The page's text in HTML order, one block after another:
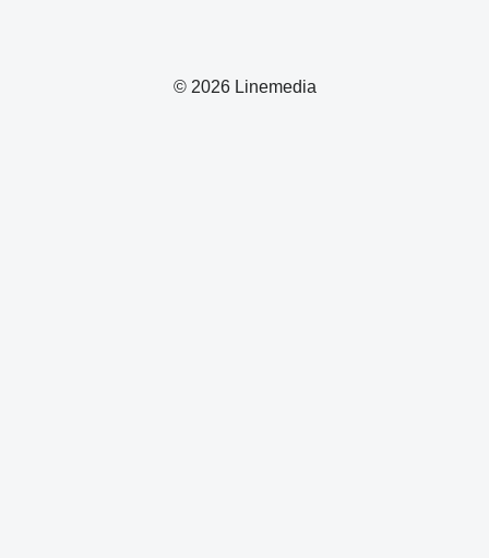
© 2026 Linemedia